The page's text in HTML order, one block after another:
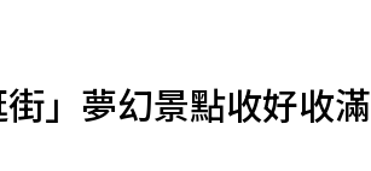
」夢幻景點收好收滿